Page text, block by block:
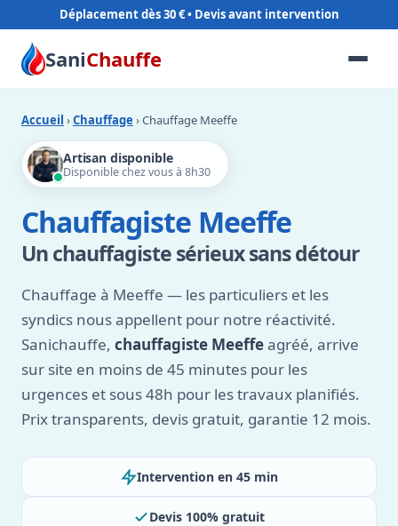
Déplacement dès 30 €
SaniChauffe
Accueil ›Chauffage › Chauffage Meeffe
Artisan disponible
Disponible chez vous à 8h30
Chauffagiste Meeffe
Un chauffagiste sérieux sans détour
Chauffage à Meeffe — les particuliers et les
syndics nous appellent pour notre réactivité.
Sanichauffe, chauffagiste Meeffeagréé, arrive
sur site en moins de 45 minutes pour les
urgences et sous 48h pour les travaux planifiés.
Prix transparents, devis gratuit, garantie 12 mois.
Intervention en 45 min
Devis 100% gratuit